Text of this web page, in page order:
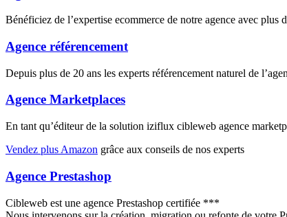
Bénéficiez de l’expertise ecommerce de notre agence avec plus
Agence référencement
Depuis plus de 20 ans les experts référencement naturel de
Agence Marketplaces
En tant qu’éditeur de la solution iziflux cibleweb agence
Vendez plus Amazon grâce aux conseils de nos experts
Agence Prestashop
Cibleweb est une agence Prestashop certifiée ***